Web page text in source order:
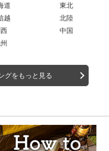
道
東北
越
北陸
中国
グをもっと見る